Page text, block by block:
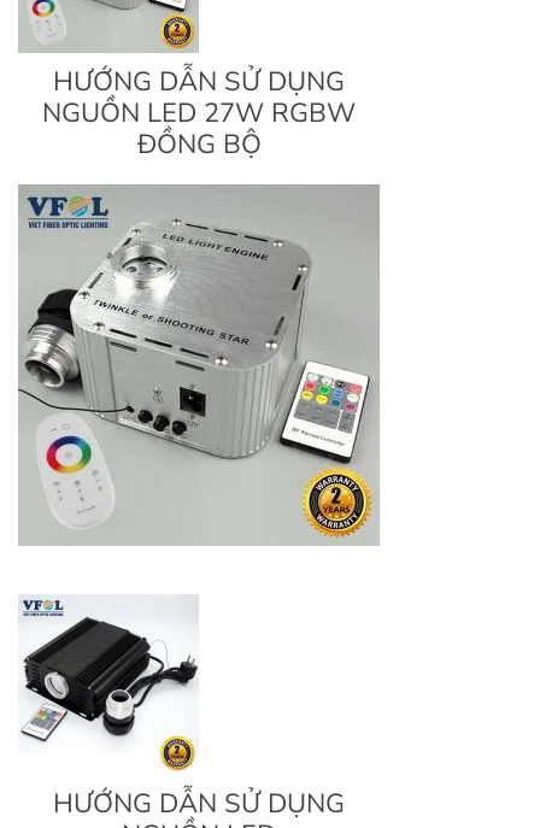
HƯỚNG DẪN SỬ DỤNG
NGUỒN LED 27W RGBW
ĐỒNG BỘ
HƯỚNG DẪN SỬ DỤNG